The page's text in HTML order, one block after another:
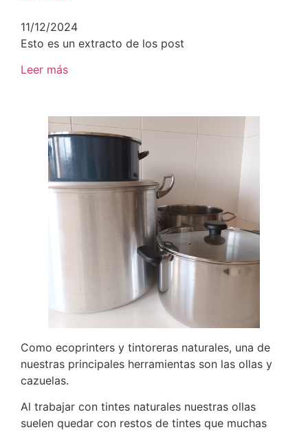
11/12/2024
Esto es un extracto de los post
Leer más
Como ecoprinters y tintoreras naturales, una de
nuestras principales herramientas son las ollas y
cazuelas.
Al trabajar con tintes naturales nuestras ollas
suelen quedar con restos de tintes que muchas